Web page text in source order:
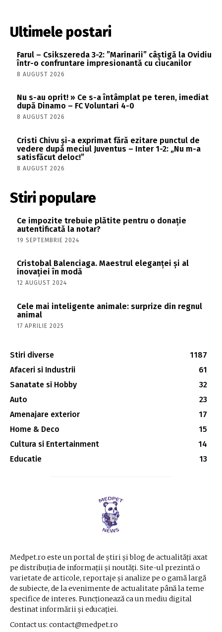
Ultimele postari
Farul – Csikszereda 3-2: ”Marinarii” câștigă la Ovidiu
într-o confruntare impresionantă cu ciucanilor
8 AUGUST 2026
Nu s-au oprit! » Ce s-a întâmplat pe teren, imediat
după Dinamo – FC Voluntari 4-0
8 AUGUST 2026
Cristi Chivu și-a exprimat fără ezitare punctul de
vedere după meciul Juventus – Inter 1-2: „Nu m-a
satisfăcut deloc!”
8 AUGUST 2026
Stiri populare
Ce impozite trebuie plătite pentru o donație
autentificată la notar?
19 SEPTEMBRIE 2024
Cristobal Balenciaga. Maestrul eleganței și al
inovației în modă
12 AUGUST 2024
Cele mai inteligente animale: surprize din regnul
animal
17 APRILIE 2025
Stiri diverse
1187
Afaceri si Industrii
61
Sanatate si Hobby
32
Auto
23
Amenajare exterior
17
Home & Deco
15
Cultura si Entertainment
14
Educatie
13
Medpet.ro este un portal de știri și blog de actualități axat
pe distribuția de informații și noutăți. Site-ul prezintă o
varietate de articole, reportaje și analize pe o gamă largă
de subiecte, de la evenimente de actualitate până la teme
specifice de interes. Funcționează ca un mediu digital
destinat informării și educației.
Contact us: contact@medpet.ro